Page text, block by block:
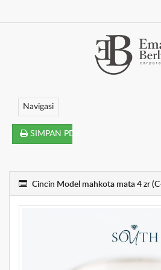
Navigasi
SIMPAN PDF
Cincin Model mahkota mata 4 zr